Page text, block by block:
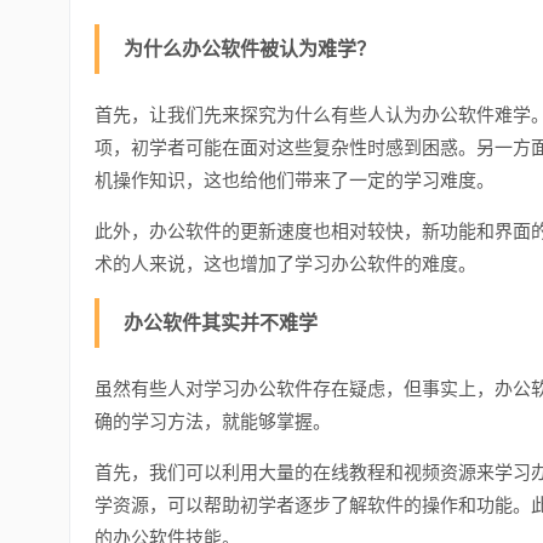
为什么办公软件被认为难学？
首先，让我们先来探究为什么有些人认为办公软件难
项，初学者可能在面对这些复杂性时感到困惑。另一
机操作知识，这也给他们带来了一定的学习难度。
此外，办公软件的更新速度也相对较快，新功能和界
术的人来说，这也增加了学习办公软件的难度。
办公软件其实并不难学
虽然有些人对学习办公软件存在疑虑，但事实上，办
确的学习方法，就能够掌握。
首先，我们可以利用大量的在线教程和视频资源来学习
学资源，可以帮助初学者逐步了解软件的操作和功能
的办公软件技能。